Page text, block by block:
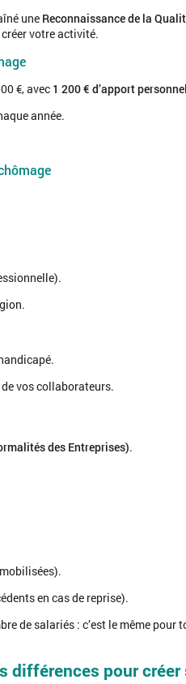
une Reconnaissance de la
votre activité.
€, avec 1 200 € d’apport personnel
année.
vos collaborateurs.
des Entreprises).
en cas de reprise).
de salariés : c’est le même pour
différences pour créer